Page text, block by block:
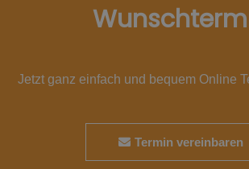
Jetzt ganz einfach und bequem Online
Termin vereinbaren